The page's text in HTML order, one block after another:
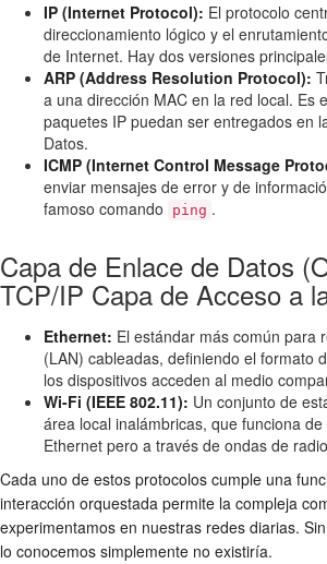
IP (Internet Protocol): El protocolo
direccionamiento lógico y el
de Internet. Hay dos versiones
ARP (Address Resolution Protocol):
a una dirección MAC en la red local. Es
paquetes IP puedan ser entregados en
Datos.
ICMP (Internet Control Message
enviar mensajes de error y de
famoso comando
ping .
Capa de Enlace de Datos
TCP/IP Capa de Acceso a
Ethernet: El estándar más común para
(LAN) cableadas, definiendo el formato
los dispositivos acceden al medio
Wi-Fi (IEEE 802.11): Un conjunto de
área local inalámbricas, que funciona
Ethernet pero a través de ondas de
Cada uno de estos protocolos cumple una
interacción orquestada permite la compleja
experimentamos en nuestras redes diarias.
lo conocemos simplemente no existiría.